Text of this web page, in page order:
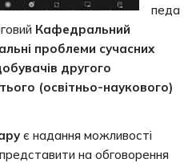
педа
Кафедральний
проблеми сучасних
другого
(освітньо-наукового)
є надання можливості
на обговорення